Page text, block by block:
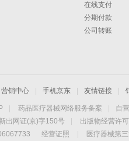
在线支付
分期付款
公司转账
营销中心 手机京东 友情链接
药品医疗器械网络服务备案 自
出网证(京)字150号
出版物经营许
经营证照 医疗器械第